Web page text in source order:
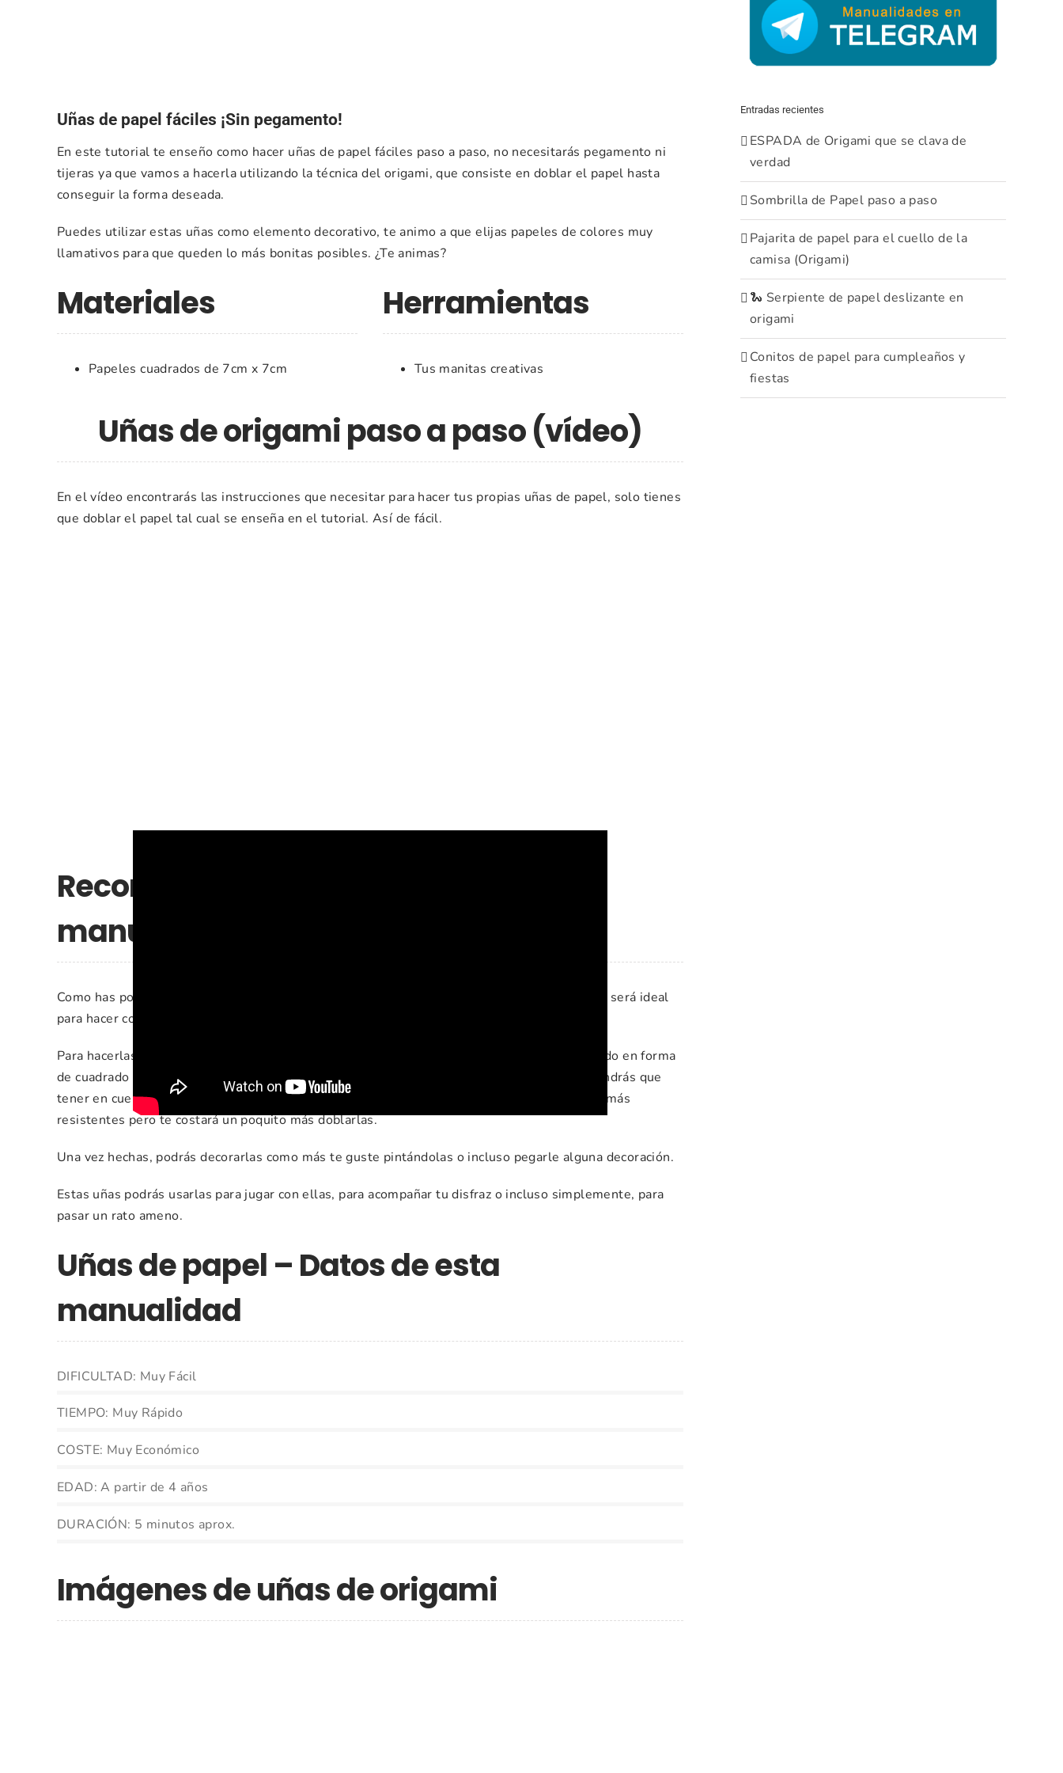
Uñas de papel fáciles ¡Sin pegamento!
En este tutorial te enseño como hacer uñas de papel fáciles paso a paso, no necesitarás pegamento ni
tijeras ya que vamos a hacerla utilizando la técnica del origami, que consiste en doblar el papel hasta
conseguir la forma deseada.
Puedes utilizar estas uñas como elemento decorativo, te animo a que elijas papeles de colores muy
llamativos para que queden lo más bonitas posibles. ¿Te animas?
Materiales
Papeles cuadrados de 7cm x 7cm
Herramientas
Tus manitas creativas
Uñas de origami paso a paso (vídeo)
En el vídeo encontrarás las instrucciones que necesitar para hacer tus propias uñas de papel, solo tienes
que doblar el papel tal cual se enseña en el tutorial. Así de fácil.
Recomendaciones e ideas para esta
manualidad
Como has podido ver en el vídeo, esta manualidad es muy sencilla y rápida de hacer, así que será ideal
para hacer con niños y pasar un rato de calidad con ellos.
Para hacerlas, yo he usado papel de colores que tenía en casa y que previamente he recortado en forma
de cuadrado de 7cm x 7cm, pero tu puedes usar cualquier papel que tengas a mano, solo tendrás que
tener en cuenta que tienes que cortarlas en esas medidas. Si usas cartulina, tus uñas serán más
resistentes pero te costará un poquito más doblarlas.
Una vez hechas, podrás decorarlas como más te guste pintándolas o incluso pegarle alguna decoración.
Estas uñas podrás usarlas para jugar con ellas, para acompañar tu disfraz o incluso simplemente, para
pasar un rato ameno.
Uñas de papel – Datos de esta
manualidad
DIFICULTAD: Muy Fácil
TIEMPO: Muy Rápido
COSTE: Muy Económico
EDAD: A partir de 4 años
DURACIÓN: 5 minutos aprox.
Imágenes de uñas de origami
Entradas recientes
ESPADA de Origami que se clava de
verdad
Sombrilla de Papel paso a paso
Pajarita de papel para el cuello de la
camisa (Origami)
🐍 Serpiente de papel deslizante en
origami
Conitos de papel para cumpleaños y
fiestas